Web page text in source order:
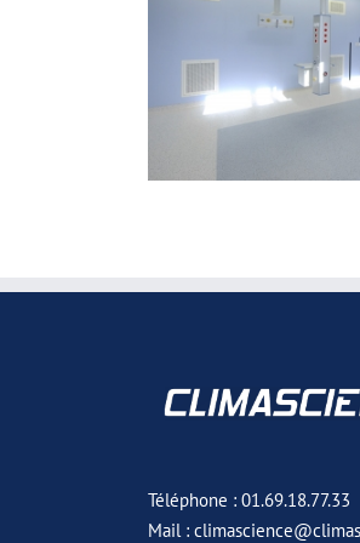
CEA
CLÉS EN MAIN
Téléphone : 01.69.18.77.33
Mail :